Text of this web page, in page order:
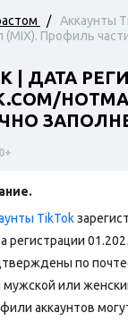
/
Аккаунты
Профиль
| ДАТА
TikTok
регистрации
по
мужской или
аккаунтов